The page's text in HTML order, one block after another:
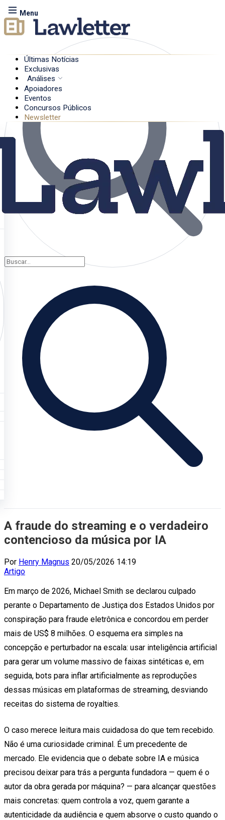
Menu
Últimas Notícias
Exclusivas
Análises
Apoiadores
Eventos
Concursos Públicos
Newsletter
A fraude do streaming e o verdadeiro
contencioso da música por IA
Por Henry Magnus 20/05/2026 14:19
Artigo
Em março de 2026, Michael Smith se declarou culpado
perante o Departamento de Justiça dos Estados Unidos por
conspiração para fraude eletrônica e concordou em perder
mais de US$ 8 milhões. O esquema era simples na
concepção e perturbador na escala: usar inteligência artificial
para gerar um volume massivo de faixas sintéticas e, em
seguida, bots para inflar artificialmente as reproduções
dessas músicas em plataformas de streaming, desviando
receitas do sistema de royalties.
O caso merece leitura mais cuidadosa do que tem recebido.
Não é uma curiosidade criminal. É um precedente de
mercado. Ele evidencia que o debate sobre IA e música
precisou deixar para trás a pergunta fundadora — quem é o
autor da obra gerada por máquina? — para alcançar questões
mais concretas: quem controla a voz, quem garante a
autenticidade da audiência e quem absorve o custo quando o